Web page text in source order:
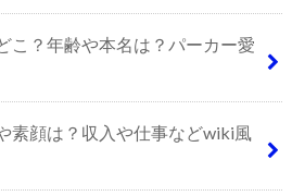
こ？年齢や本名は？パーカー愛
素顔は？収入や仕事などwiki風